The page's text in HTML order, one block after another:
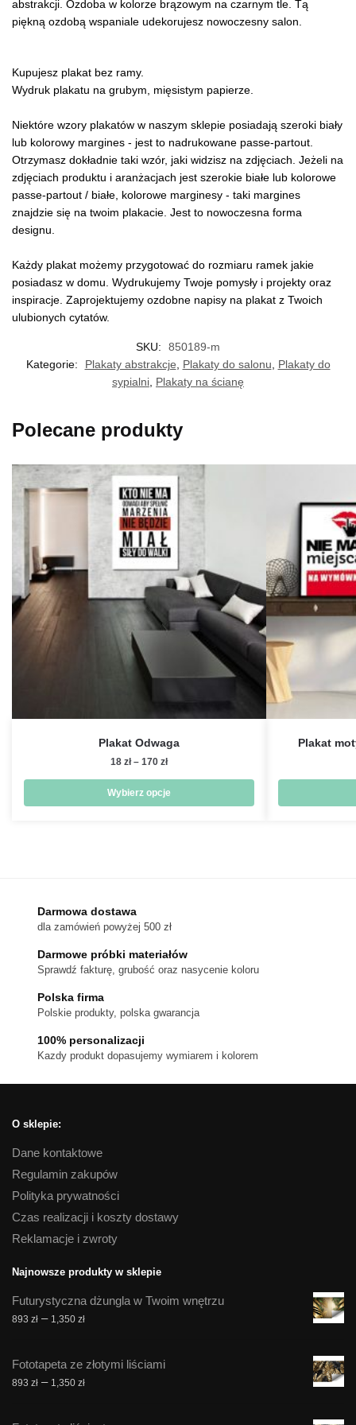
abstrakcji. Ozdoba w kolorze brązowym na czarnym tle. Tą
piękną ozdobą wspaniale udekorujesz nowoczesny salon.
Kupujesz plakat bez ramy.
Wydruk plakatu na grubym, mięsistym papierze.
Niektóre wzory plakatów w naszym sklepie posiadają szeroki biały
lub kolorowy margines - jest to nadrukowane passe-partout.
Otrzymasz dokładnie taki wzór, jaki widzisz na zdjęciach. Jeżeli na
zdjęciach produktu i aranżacjach jest szerokie białe lub kolorowe
passe-partout / białe, kolorowe marginesy - taki margines
znajdzie się na twoim plakacie. Jest to nowoczesna forma
designu.
Każdy plakat możemy przygotować do rozmiaru ramek jakie
posiadasz w domu. Wydrukujemy Twoje pomysły i projekty oraz
inspiracje. Zaprojektujemy ozdobne napisy na plakat z Twoich
ulubionych cytatów.
SKU:
850189-m
Kategorie:
Plakaty abstrakcje Plakaty do salonu
Plakaty do
sypialni Plakaty na ścianę
Polecane produkty
Plakat Odwaga
18 zł – 170 złZakres
od
18 zł
Wybierz opcje
można
wybrać
na
produktu
Plakat
Darmowa dostawa
dla zamówień powyżej 500 zł
Darmowe próbki materiałów
Sprawdź fakturę, grubość oraz nasycenie koloru
Polska firma
Polskie produkty, polska gwarancja
100% personalizacji
Kazdy produkt dopasujemy wymiarem i kolorem
O sklepie:
Dane kontaktowe
Regulamin zakupów
Polityka prywatności
Czas realizacji i koszty dostawy
Reklamacje i zwroty
Najnowsze produkty w sklepie
Futurystyczna dżungla w Twoim wnętrzu
893 zł – 1,350 złZakres
893 zł
do
Fototapeta ze złotymi liściami
893 zł – 1,350 złZakres